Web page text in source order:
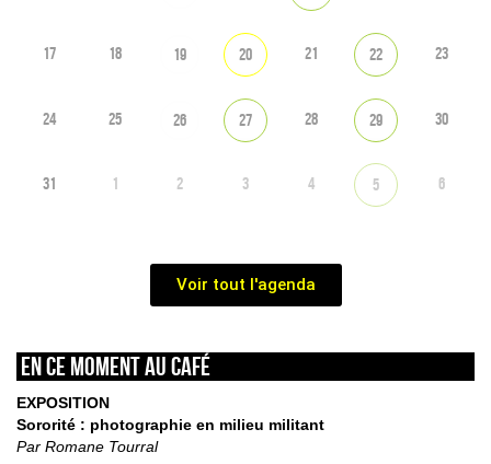
17 18 19 20 21 22 23
24 25 26 27 28 29 30
31 1 2 3 4 5 6
Voir tout l'agenda
En ce moment au café
EXPOSITION
Sororité : photographie en milieu militant
Par Romane Tourral